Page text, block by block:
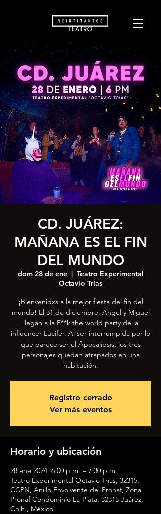
CD. JUÁREZ:
MAÑANA ES EL FIN
DEL MUNDO
dom 28 de ene
  |
Teatro Experimental
Octavio Trías
¡Bienvenidxs a la mejor fiesta del fin del
mundo! El 31 de diciembre, Ángel y Miguel
llegan a la F**k the world party de la
influencer Lucifer. Al ser interrumpida por lo
que parece ser el Apocalipsis, los tres
personajes quedan atrapados en una
habitación.
Registro cerrado
Ver más eventos
Horario y ubicación
28 ene 2024, 6:00 p.m. – 7:30 p.m.
Teatro Experimental Octavio Trías, 32315,
CCPN, Anillo Envolvente del Pronaf, Zona
Pronaf Condominio La Plata, 32315 Juárez,
Chih., México